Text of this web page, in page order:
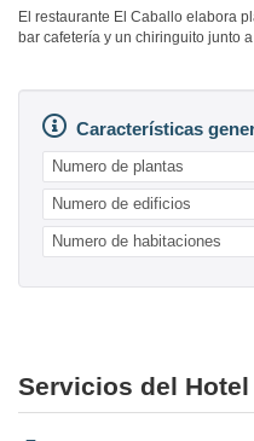
El restaurante El Caballo elabora
bar cafetería y un chiringuito junto
Características
Numero de plantas
Numero de edificios
Numero de habitaciones
Servicios del